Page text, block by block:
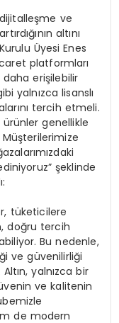
dijitalleşme ve
altını
Üyesi Enes
platformları
daha erişilebilir
yalnızca lisanslı
tercih etmeli.
ürünler genellikle
şeklinde
tüketicilere
doğru tercih
Bu nedenle,
ve güvenilirliği
yalnızca bir
ve kalitenin
de modern